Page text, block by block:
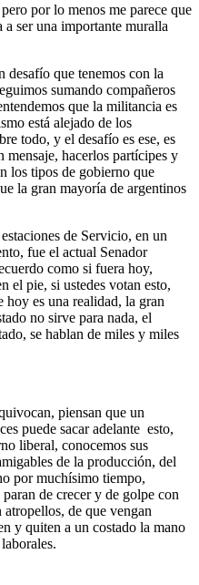
por lo menos me parece que
ser una importante muralla
que tenemos con la
sumando compañeros
que la militancia es
está alejado de los
todo, y el desafío es ese, es
mensaje, hacerlos partícipes y
los tipos de gobierno que
la gran mayoría de argentinos
de Servicio, en un
fue el actual Senador
como si fuera hoy,
el pie, si ustedes votan esto,
es una realidad, la gran
no sirve para nada, el
se hablan de miles y miles
piensan que un
puede sacar adelante esto,
liberal, conocemos sus
de la producción, del
por muchísimo tiempo,
de crecer y de golpe con
de que vengan
y quiten a un costado la mano